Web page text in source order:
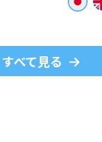
すべて見る